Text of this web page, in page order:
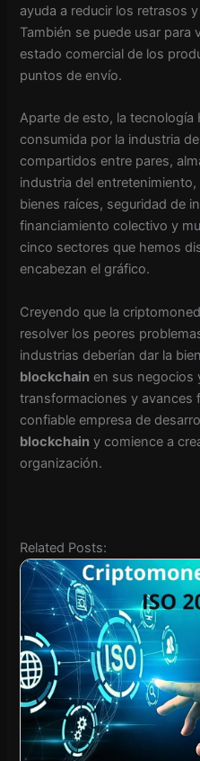
ayuda a reducir los retrasos
También se puede usar para
estado comercial de los
puntos de envío.
Aparte de esto, la tecnología
consumida por la industria
compartidos entre pares,
industria del
bienes raíces, seguridad de
financiamiento colectivo y
cinco sectores que hemos
encabezan el gráfico.
Creyendo que la
resolver los peores
industrias deberían dar la
blockchain en sus negocios
transformaciones y avances
confiable empresa de
blockchain y comience a
organización.
Related Posts: